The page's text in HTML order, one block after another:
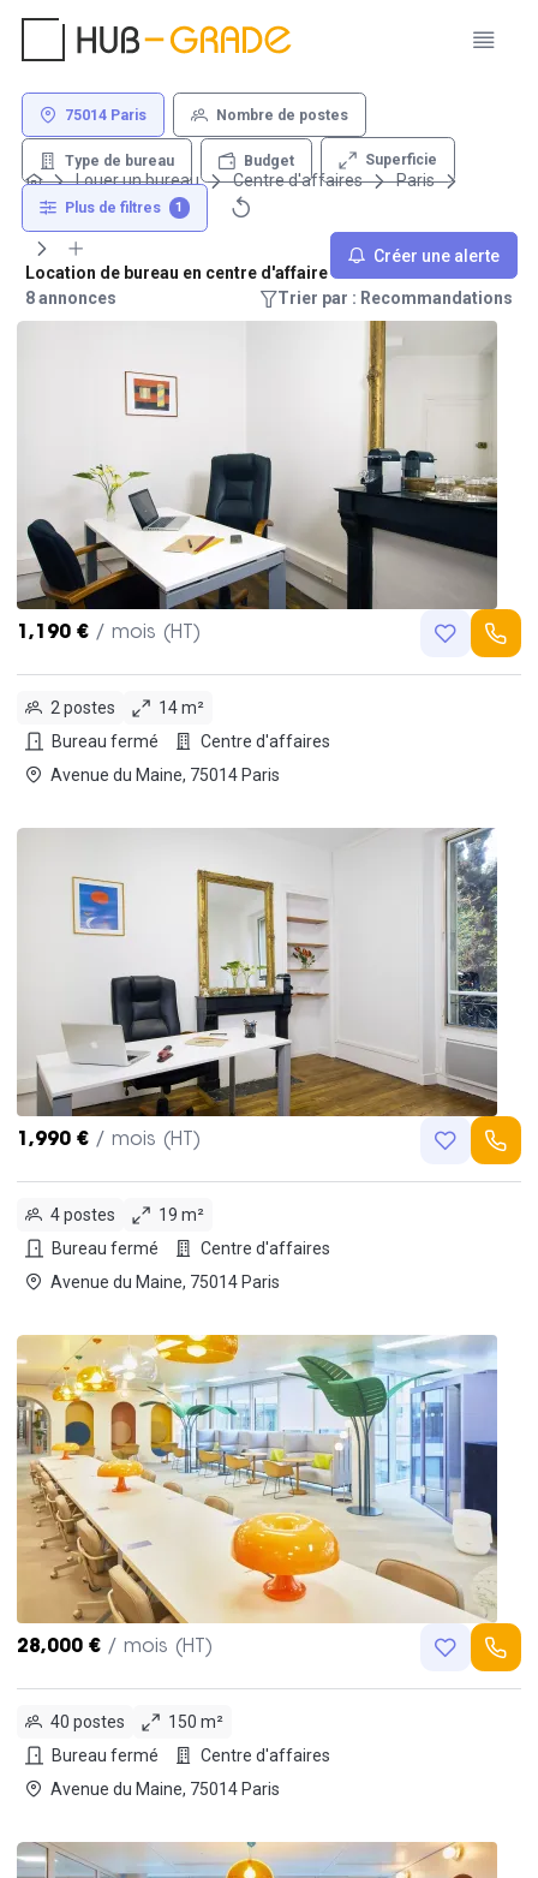
75014 Paris Nombre de postes
Type de bureau Budget Superficie
Plus de filtres 1
Créer une alerte
Louer un bureau Centre d'affaires
Paris
75014
Location de bureau en centre d'affaire - 75014 Paris
8 annonces
Trier par : Recommandations
1,190 € / mois (HT)
2 postes
14 m²
Bureau fermé
Centre d'affaires
Avenue du Maine, 75014 Paris
1,990 € / mois (HT)
4 postes
19 m²
Bureau fermé
Centre d'affaires
Avenue du Maine, 75014 Paris
28,000 € / mois (HT)
40 postes
150 m²
Bureau fermé
Centre d'affaires
Avenue du Maine, 75014 Paris